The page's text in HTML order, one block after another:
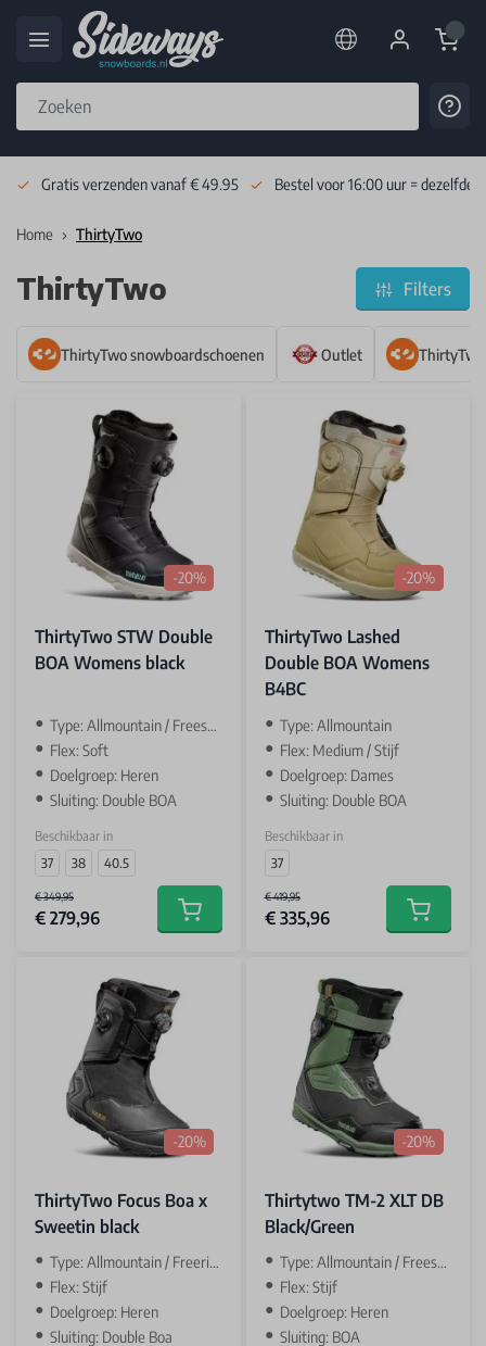
Cart
Gratis verzenden vanaf € 49.95 Bestel voor 16:00 uur = dezelfde
Home ThirtyTwo
ThirtyTwo Filters
ThirtyTwo snowboardschoenen Outlet
-20%
ThirtyTwo STW Double
BOA Womens black
Type: Allmountain / Freestyle
Flex: Soft
Doelgroep: Heren
Sluiting: Double BOA
Beschikbaar in
37
38 40.5
€ 349,95
€ 279,96 Add to cart
-20%
ThirtyTwo Lashed
Double BOA Womens
B4BC
Type: Allmountain
Flex: Medium / Stijf
Doelgroep: Dames
Sluiting: Double BOA
Beschikbaar in
37
€ 419,95
€ 335,96 Add to
-20%
ThirtyTwo Focus Boa x
Sweetin black
Type: Allmountain / Freeride
Flex: Stijf
Doelgroep: Heren
Sluiting: Double Boa
-20%
Thirtytwo TM-2 XLT DB
Black/Green
Type: Allmountain / Freestyle
Flex: Stijf
Doelgroep: Heren
Sluiting: BOA